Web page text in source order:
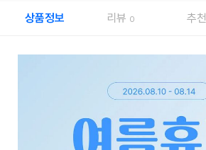
상품정보 리뷰 0 추천